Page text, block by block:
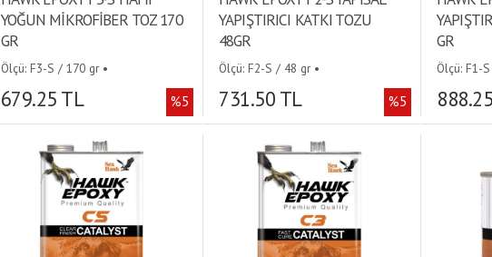
YOĞUN MİKROFİBER TOZ 170
GR
Ölçü: F3-S / 170 gr •
679.25 TL %5
YAPIŞTIRICI KATKI TOZU
48GR
Ölçü: F2-S / 48 gr •
731.50 TL %5
GR
Ölçü: F1-